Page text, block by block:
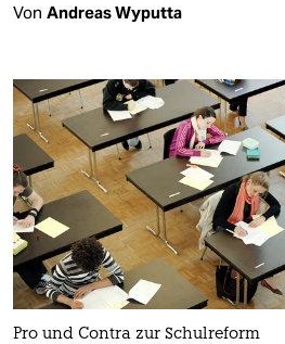
Von Andreas Wyputta
Pro und Contra zur Schulreform